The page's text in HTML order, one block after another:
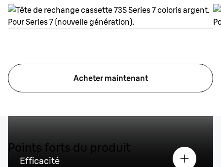
Acheter maintenant
Points forts du produit
Efficacité